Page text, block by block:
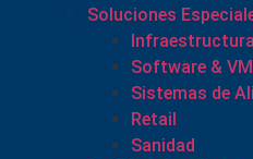
Soluciones
Software &
Sistemas de
Retail
Sanidad